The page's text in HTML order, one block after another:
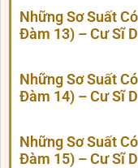
Những Sơ Suất
Đàm 13) – Cư Sĩ
Những Sơ Suất
Đàm 14) – Cư Sĩ
Những Sơ Suất
Đàm 15) – Cư Sĩ